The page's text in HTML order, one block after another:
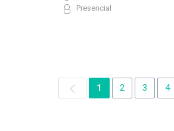
Presencial
1 2 3 4